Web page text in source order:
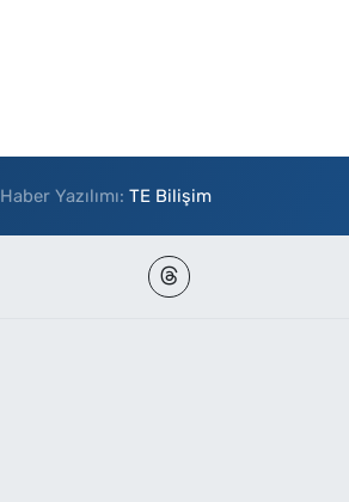
Haber Yazılımı:TE Bilişim